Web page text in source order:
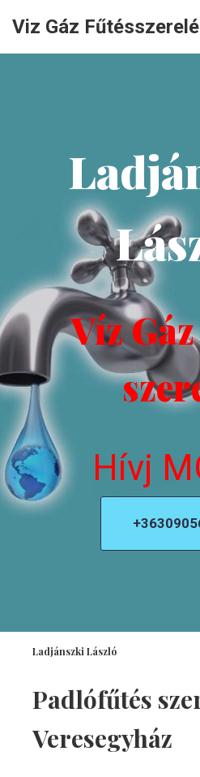
Viz Gáz
Víz
Hívj
Ladjánszki László
Padlófűtés
Veresegyház